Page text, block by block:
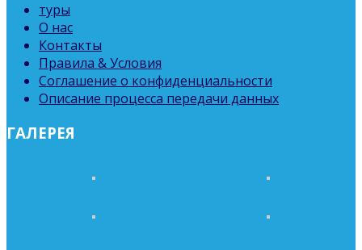
туры
О нас
Контакты
Правила & Условия
Соглашение о конфиденциальности
Описание процесса передачи данных
ГАЛЕРЕЯ